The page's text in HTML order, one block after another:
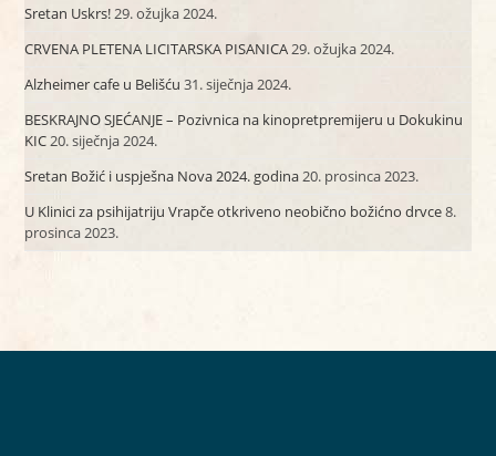
Sretan Uskrs!29. ožujka 2024.
CRVENA PLETENA LICITARSKA PISANICA29. ožujka 2024.
Alzheimer cafe u Belišću 31. siječnja 2024.
BESKRAJNO SJEĆANJE – Pozivnica na kinopretpremijeru u Dokukinu
KIC20. siječnja 2024.
Sretan Božić i uspješna Nova 2024. godina20. prosinca 2023.
U Klinici za psihijatriju Vrapče otkriveno neobično božićno drvce8.
prosinca 2023.